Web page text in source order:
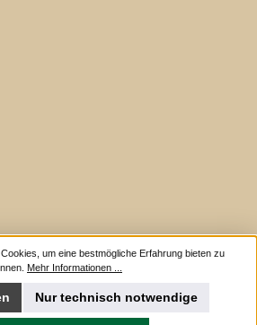
um eine bestmögliche Erfahrung bieten zu
Mehr Informationen ...
Nur technisch notwendige